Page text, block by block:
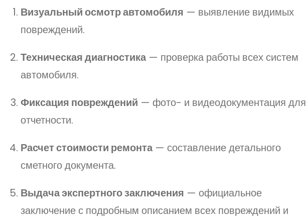
Визуальный осмотр автомобиля — выявление видимых
повреждений.
Техническая диагностика— проверка работы всех систем
автомобиля.
Фиксация повреждений — фото- и видеодокументация для
отчетности.
Расчет стоимости ремонта— составление детального
сметного документа.
Выдача экспертного заключения — официальное
заключение с подробным описанием всех повреждений и